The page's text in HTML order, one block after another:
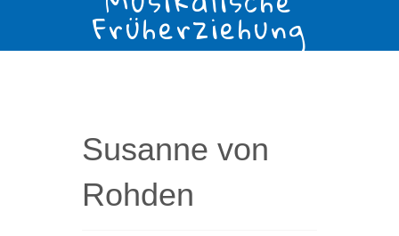
Früherziehung
Susanne von
Rohden